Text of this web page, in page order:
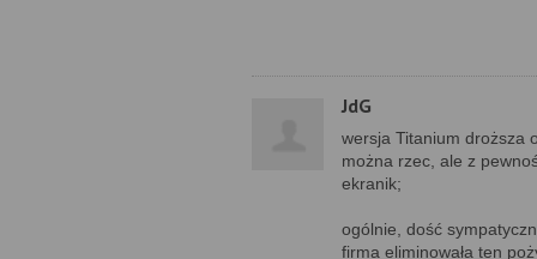
JdG
wersja Titanium droższa
można rzec, ale z
ekranik;
ogólnie, dość
firma eliminowała ten